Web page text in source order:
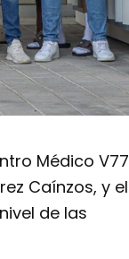
Médico V77
Caínzos, y el
de las